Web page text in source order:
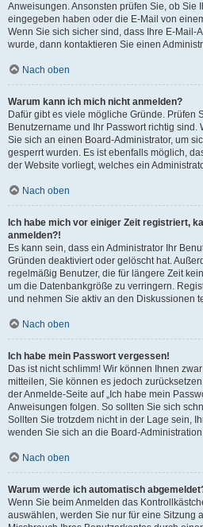
Anweisungen. Ansonsten prüfen Sie, ob Sie
eingegeben haben oder die E-Mail von
Wenn Sie sich sicher sind, dass Ihre E-Mail-
wurde, dann kontaktieren Sie einen
Nach oben
Warum kann ich mich nicht anmelden?
Dafür gibt es viele mögliche Gründe. Prüfen
Benutzername und Ihr Passwort richtig sind.
Sie sich an einen Board-Administrator, um
gesperrt wurden. Es ist ebenfalls möglich,
der Website vorliegt, welches ein
Nach oben
Ich habe mich vor einiger Zeit registriert,
anmelden?!
Es kann sein, dass ein Administrator Ihr
Gründen deaktiviert oder gelöscht hat.
regelmäßig Benutzer, die für längere Zeit
um die Datenbankgröße zu verringern.
und nehmen Sie aktiv an den Diskussionen
Nach oben
Ich habe mein Passwort vergessen!
Das ist nicht schlimm! Wir können Ihnen
mitteilen, Sie können es jedoch
der Anmelde-Seite auf „Ich habe mein
Anweisungen folgen. So sollten Sie sich
Sollten Sie trotzdem nicht in der Lage sein,
wenden Sie sich an die Board-
Nach oben
Warum werde ich automatisch
Wenn Sie beim Anmelden das
auswählen, werden Sie nur für eine Sitzung